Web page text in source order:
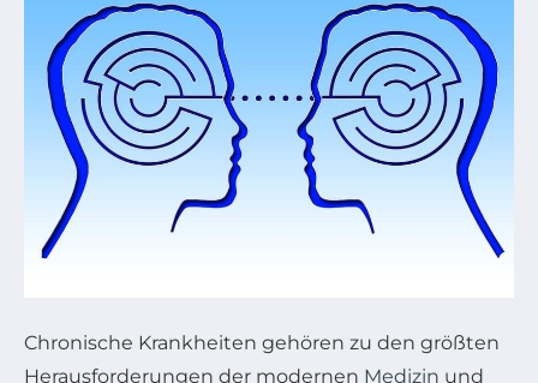
Chronische Krankheiten gehören zu den größten
Herausforderungen der modernen Medizin und